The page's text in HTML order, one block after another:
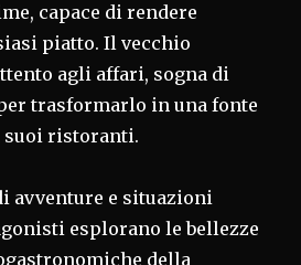
capace di rendere
piatto. Il vecchio
agli affari, sogna di
trasformarlo in una fonte
suoi ristoranti.
avventure e situazioni
esplorano le bellezze
della